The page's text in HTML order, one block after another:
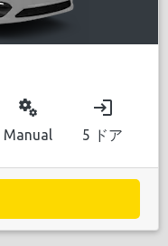
miscellaneous_services
Manual
login
5 ドア